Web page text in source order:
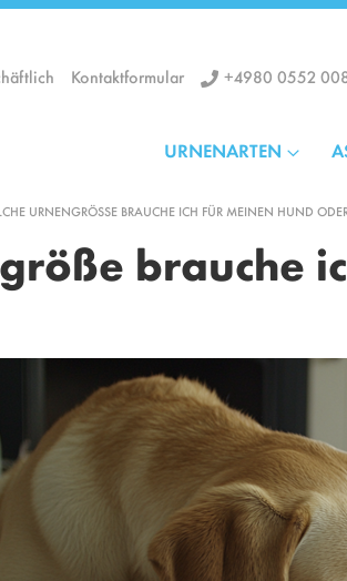
Kontaktformular +4980 0552
URNENARTEN
URNENGRÖSSE BRAUCHE ICH FÜR MEINEN HUND
brauche